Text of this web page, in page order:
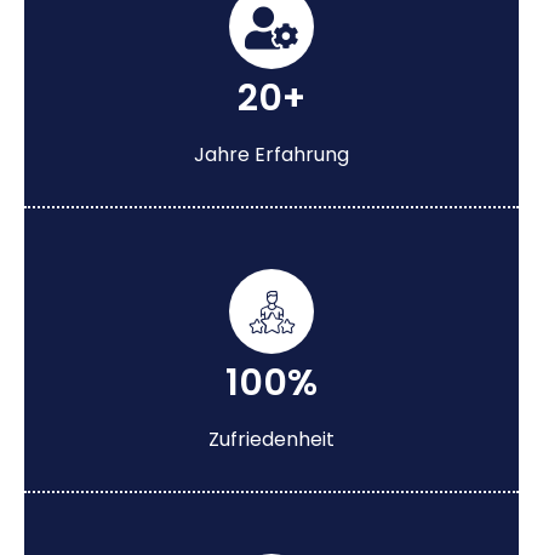
20+
Jahre Erfahrung
100%
Zufriedenheit